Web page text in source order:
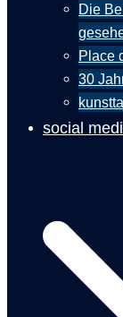
Die
Place
30
social